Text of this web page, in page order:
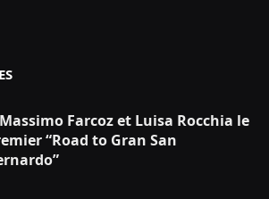
Farcoz et Luisa Rocchia le
“Road to Gran San